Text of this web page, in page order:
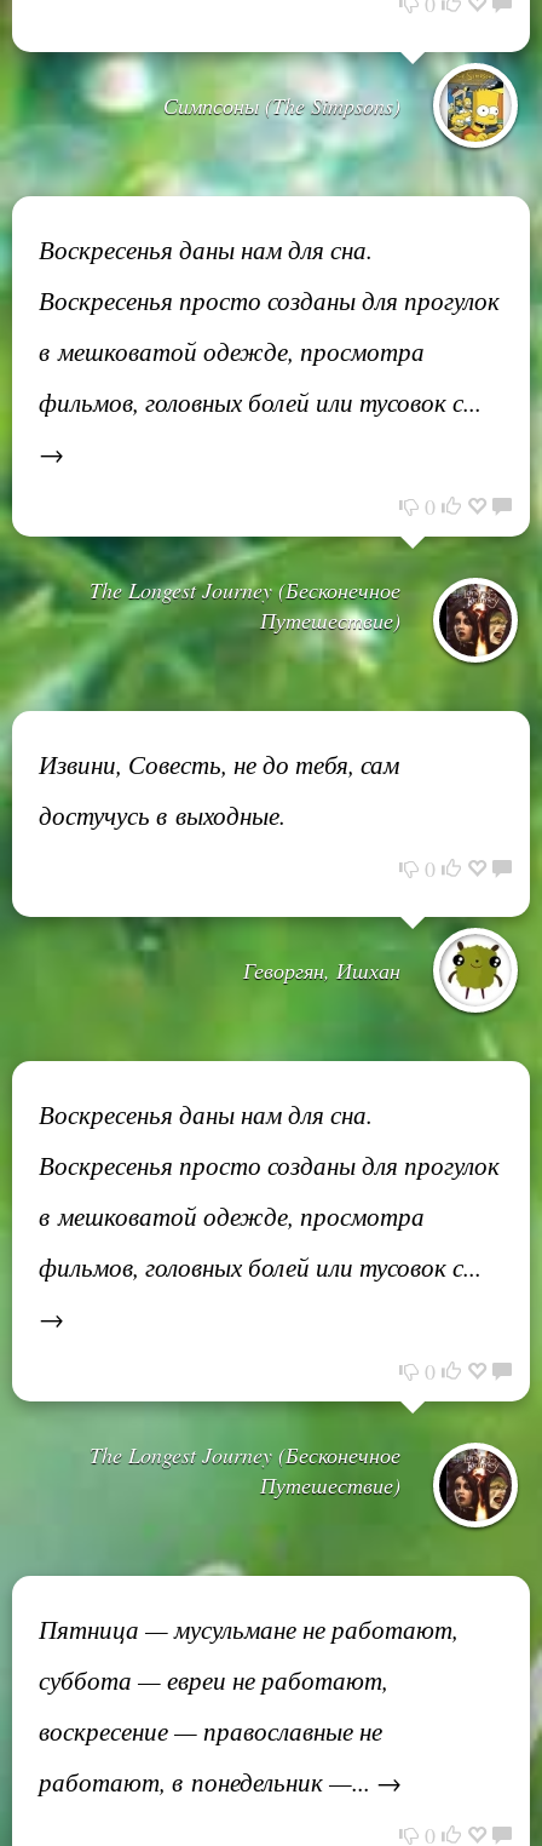
Симпсоны (The Simpsons)
Воскресенья даны нам для сна.
Воскресенья просто созданы для прогулок
в мешковатой одежде, просмотра
фильмов, головных болей или тусовок с...
→
0
The Longest Journey (Бесконечное
Путешествие)
Извини, Совесть, не до тебя, сам
достучусь в выходные.
0
Геворгян, Ишхан
Воскресенья даны нам для сна.
Воскресенья просто созданы для прогулок
в мешковатой одежде, просмотра
фильмов, головных болей или тусовок с...
→
0
The Longest Journey (Бесконечное
Путешествие)
Пятница — мусульмане не работают,
суббота — евреи не работают,
воскресение — православные не
работают, в понедельник —... →
0